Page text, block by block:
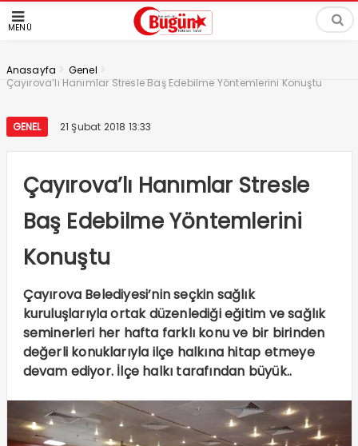
MENÜ
Anasayfa > Genel >
Çayırova’lı Hanımlar Stresle Baş Edebilme Yöntemlerini Konuştu
GENEL 21 Şubat 2018 13:33
Çayırova’lı Hanımlar Stresle
Baş Edebilme Yöntemlerini
Konuştu
Çayırova Belediyesi’nin seçkin sağlık
kuruluşlarıyla ortak düzenlediği eğitim ve sağlık
seminerleri her hafta farklı konu ve bir birinden
değerli konuklarıyla ilçe halkına hitap etmeye
devam ediyor. İlçe halkı tarafından büyük..